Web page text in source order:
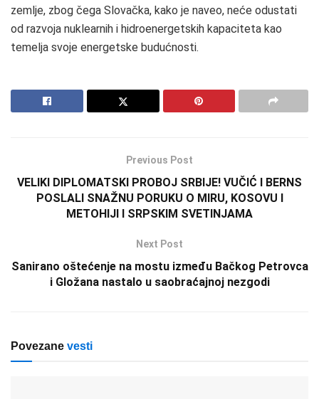
zemlje, zbog čega Slovačka, kako je naveo, neće odustati
od razvoja nuklearnih i hidroenergetskih kapaciteta kao
temelja svoje energetske budućnosti.
Previous Post
VELIKI DIPLOMATSKI PROBOJ SRBIJE! VUČIĆ I BERNS
POSLALI SNAŽNU PORUKU O MIRU, KOSOVU I
METOHIJI I SRPSKIM SVETINJAMA
Next Post
Sanirano oštećenje na mostu između Bačkog Petrovca
i Gložana nastalo u saobraćajnoj nezgodi
Povezane vesti